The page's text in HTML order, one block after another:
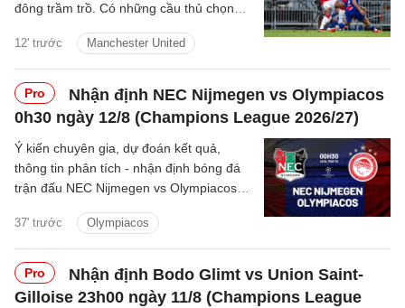
12' trước Manchester United
đông trầm trồ. Có những cầu thủ chọn
một pha xoay người đúng lúc, một đường
chuyền tưởng như giản đơn nhưng mở ra
cả khoảng trời phía trước. Youri
Tielemans là kiểu tiền vệ như thế.
Pro
Nhận định NEC Nijmegen vs Olympiacos
0h30 ngày 12/8 (Champions League 2026/27)
37' trước Olympiacos
Ý kiến chuyên gia, dự đoán kết quả,
thông tin phân tích - nhận định bóng đá
trận đấu NEC Nijmegen vs Olympiacos
2026/27 hôm nay.
Pro
Nhận định Bodo Glimt vs Union Saint-
Gilloise 23h00 ngày 11/8 (Champions League